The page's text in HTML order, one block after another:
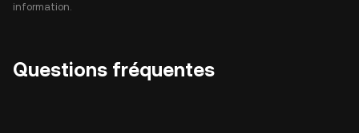
information.
Questions fréquentes